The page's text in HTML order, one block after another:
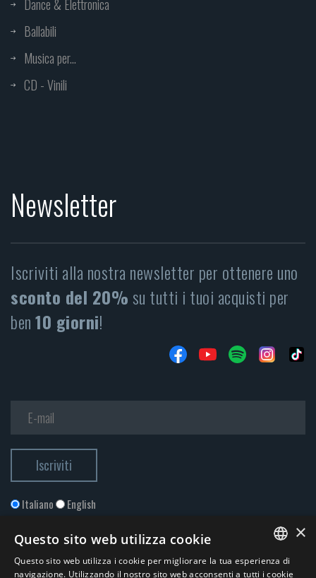
Dance & Elettronica
Ballabili
Musica per...
CD - Vinili
Newsletter
Iscriviti alla nostra newsletter per ottenere uno
sconto del 20%su tutti i tuoi acquisti per
ben10 giorni!
Italiano English
ITALIAN
×
Questo sito web utilizza cookie
Questo sito web utilizza i cookie per migliorare la tua esperienza di
navigazione. Utilizzando il nostro sito web acconsenti a tutti i cookie